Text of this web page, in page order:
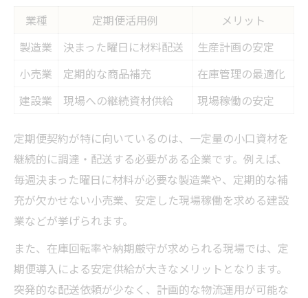
業種 定期便活用例
メリット
製造業
決まった曜日に材料配送
生産計画の安定
小売業
定期的な商品補充
在庫管理の最適化
建設業
現場への継続資材供給 現場稼働の安定
定期便契約が特に向いているのは、一定量の小口資材を
継続的に調達・配送する必要がある企業です。例えば、
毎週決まった曜日に材料が必要な製造業や、定期的な補
充が欠かせない小売業、安定した現場稼働を求める建設
業などが挙げられます。
また、在庫回転率や納期厳守が求められる現場では、定
期便導入による安定供給が大きなメリットとなります。
突発的な配送依頼が少なく、計画的な物流運用が可能な